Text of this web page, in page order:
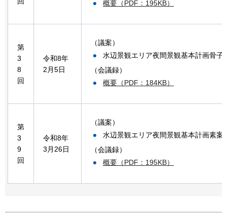
概要（PDF：195KB）
第
3
8
回
令和8年
2月5日
（議案）
水辺景観エリア夜間景観基本計画骨子
（会議録）
概要（PDF：184KB）
第
3
9
回
令和8年
3月26日
（議案）
水辺景観エリア夜間景観基本計画素案
（会議録）
概要（PDF：195KB）